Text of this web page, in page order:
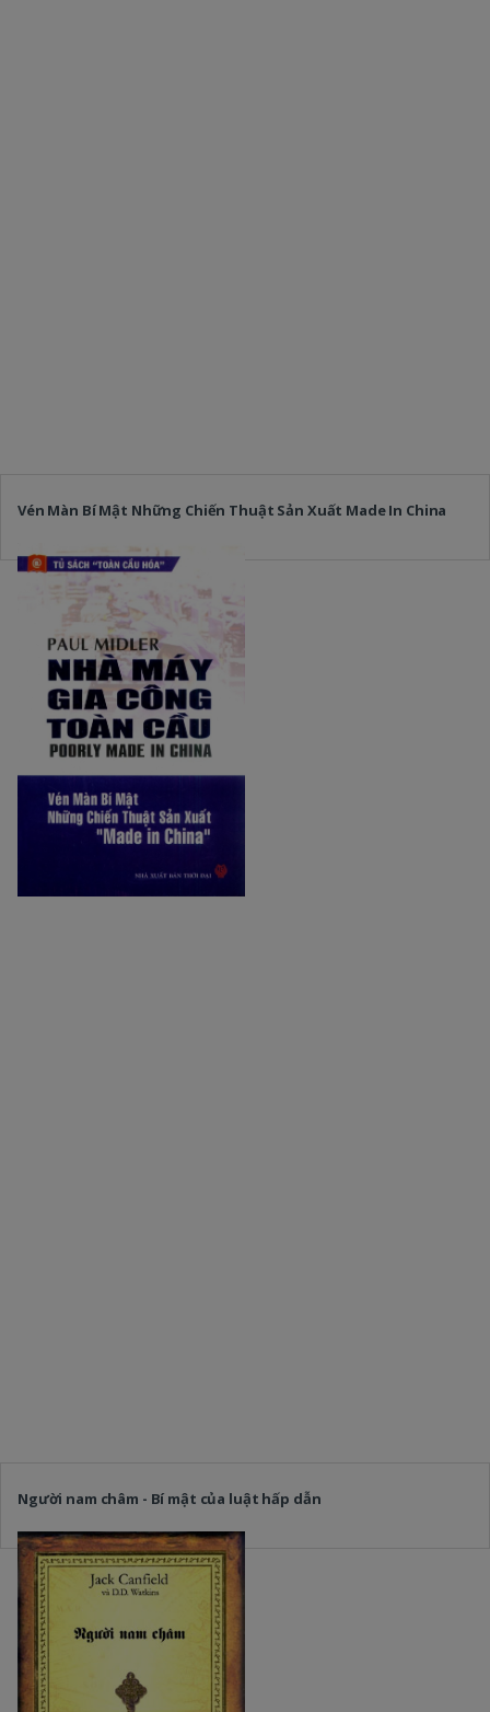
Vén Màn Bí Mật Những Chiến Thuật Sản Xuất Made In China
Người nam châm - Bí mật của luật hấp dẫn